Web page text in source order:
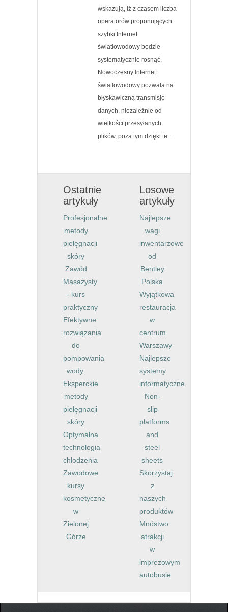
wskazują, iż z czasem liczba
operatorów proponujących
szybki Internet
światłowodowy będzie
systematycznie rosnąć.
Nowoczesny Internet
światłowodowy pozwala na
błyskawiczną transmisję
danych, niezależnie od
wielkości przesyłanych
plików, poza tym dzięki te...
Ostatnie
artykuły
Profesjonalne
metody
pielęgnacji
skóry
Zawód
Masażysty
- kurs
praktyczny
Efektywne
rozwiązania
do
pompowania
wody.
Eksperckie
metody
pielęgnacji
skóry
Optymalna
technologia
chłodzenia
Zawodowe
kursy
kosmetyczne
w
Zielonej
Górze
Losowe
artykuły
Najlepsze
wagi
inwentarzowe
od
Bentley
Polska
Wyjątkowa
restauracja
w
centrum
Warszawy
Najlepsze
systemy
informatyczne
Non-
slip
platforms
and
steel
sheets
Skorzystaj
z
naszych
produktów
Mnóstwo
atrakcji
w
imprezowym
autobusie